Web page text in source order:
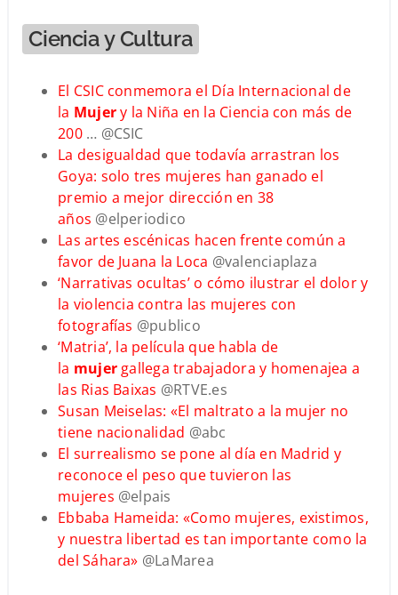
Ciencia y Cultura
El CSIC conmemora el Día Internacional de
la Mujery la Niña en la Ciencia con más de
200… @CSIC
La desigualdad que todavía arrastran los
Goya: solo tres mujeres han ganado el
premio a mejor dirección en 38
años @elperiodico
Las artes escénicas hacen frente común a
favor de Juana la Loca @valenciaplaza
‘Narrativas ocultas’ o cómo ilustrar el dolor y
la violencia contra las mujeres con
fotografías @publico
‘Matria’, la película que habla de
la mujer gallega trabajadora y homenajea a
las Rias Baixas @RTVE.es
Susan Meiselas: «El maltrato a la mujer no
tiene nacionalidad @abc
El surrealismo se pone al día en Madrid y
reconoce el peso que tuvieron las
mujeres @elpais
Ebbaba Hameida: «Como mujeres, existimos,
y nuestra libertad es tan importante como la
del Sáhara» @LaMarea